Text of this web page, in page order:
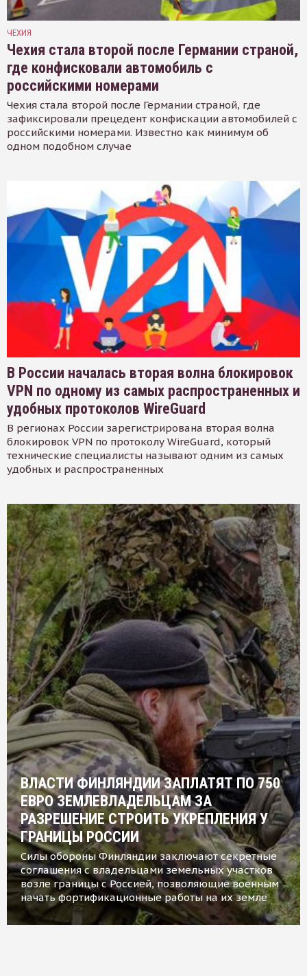
ЧЕХИЯ
Чехия стала второй после Германии страной,
где конфисковали автомобиль с
российскими номерами
Чехия стала второй после Германии страной, где
зафиксировали прецедент конфискации автомобилей с
российскими номерами. Известно как минимум об
одном подобном случае
В России началась вторая волна блокировок
VPN по одному из самых распространенных и
удобных протоколов WireGuard
В регионах России зарегистрирована вторая волна
блокировок VPN по протоколу WireGuard, который
технические специалисты называют одним из самых
удобных и распространенных
ВЛАСТИ ФИНЛЯНДИИ ЗАПЛАТЯТ ПО 750
ЕВРО ЗЕМЛЕВЛАДЕЛЬЦАМ ЗА
РАЗРЕШЕНИЕ СТРОИТЬ УКРЕПЛЕНИЯ У
ГРАНИЦЫ РОССИИ
Силы обороны Финляндии заключают секретные
соглашения с владельцами земельных участков
возле границы с Россией, позволяющие военным
начать фортификационные работы на их земле